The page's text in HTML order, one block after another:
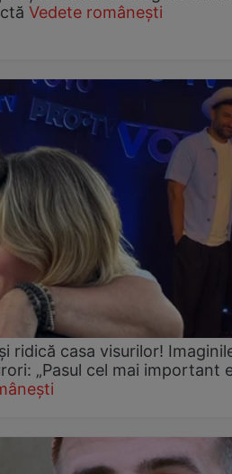
Vedete românești
ridică casa visurilor!
„Pasul cel mai important